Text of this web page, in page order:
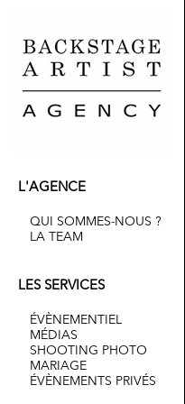
L'AGENCE
QUI SOMMES-NOUS ?
LA TEAM
LES SERVICES
ÉVÈNEMENTIEL
MÉDIAS
SHOOTING PHOTO
MARIAGE
ÉVÈNEMENTS PRIVÉS